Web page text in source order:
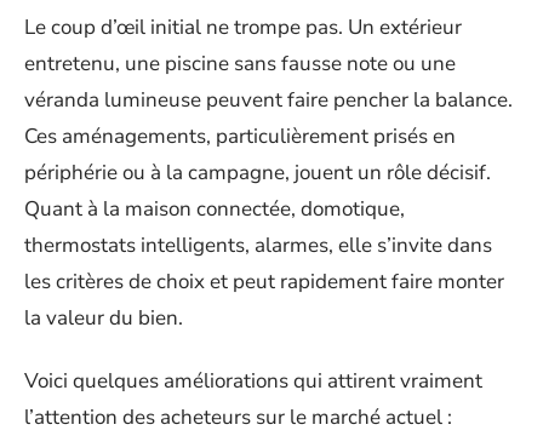
Le coup d’œil initial ne trompe pas. Un extérieur
entretenu, une piscine sans fausse note ou une
véranda lumineuse peuvent faire pencher la balance.
Ces aménagements, particulièrement prisés en
périphérie ou à la campagne, jouent un rôle décisif.
Quant à la maison connectée, domotique,
thermostats intelligents, alarmes, elle s’invite dans
les critères de choix et peut rapidement faire monter
la valeur du bien.
Voici quelques améliorations qui attirent vraiment
l’attention des acheteurs sur le marché actuel :